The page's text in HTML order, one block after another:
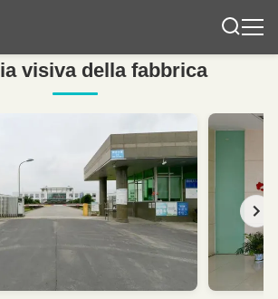
visiva della fabbrica